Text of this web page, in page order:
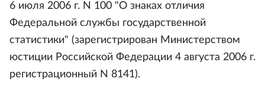
6 июля 2006 г. N 100 "О знаках отличия
Федеральной службы государственной
статистики" (зарегистрирован Министерством
юстиции Российской Федерации 4 августа 2006 г.
регистрационный N 8141).